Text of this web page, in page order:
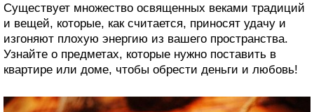
Существует множество освященных веками традиций
и вещей, которые, как считается, приносят удачу и
изгоняют плохую энергию из вашего пространства.
Узнайте о предметах, которые нужно поставить в
квартире или доме, чтобы обрести деньги и любовь!